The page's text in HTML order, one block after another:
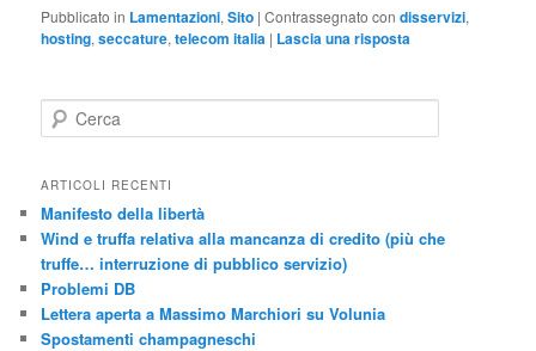
Pubblicato in Lamentazioni,Sito |Contrassegnato con disservizi,
hosting,seccature,telecom italia | Lascia una risposta
e
c
ARTICOLI RECENTI
Manifesto della libertà
Wind e truffa relativa alla mancanza di credito (più che
truffe… interruzione di pubblico servizio)
Problemi DB
Lettera aperta a Massimo Marchiori su Volunia
Spostamenti champagneschi